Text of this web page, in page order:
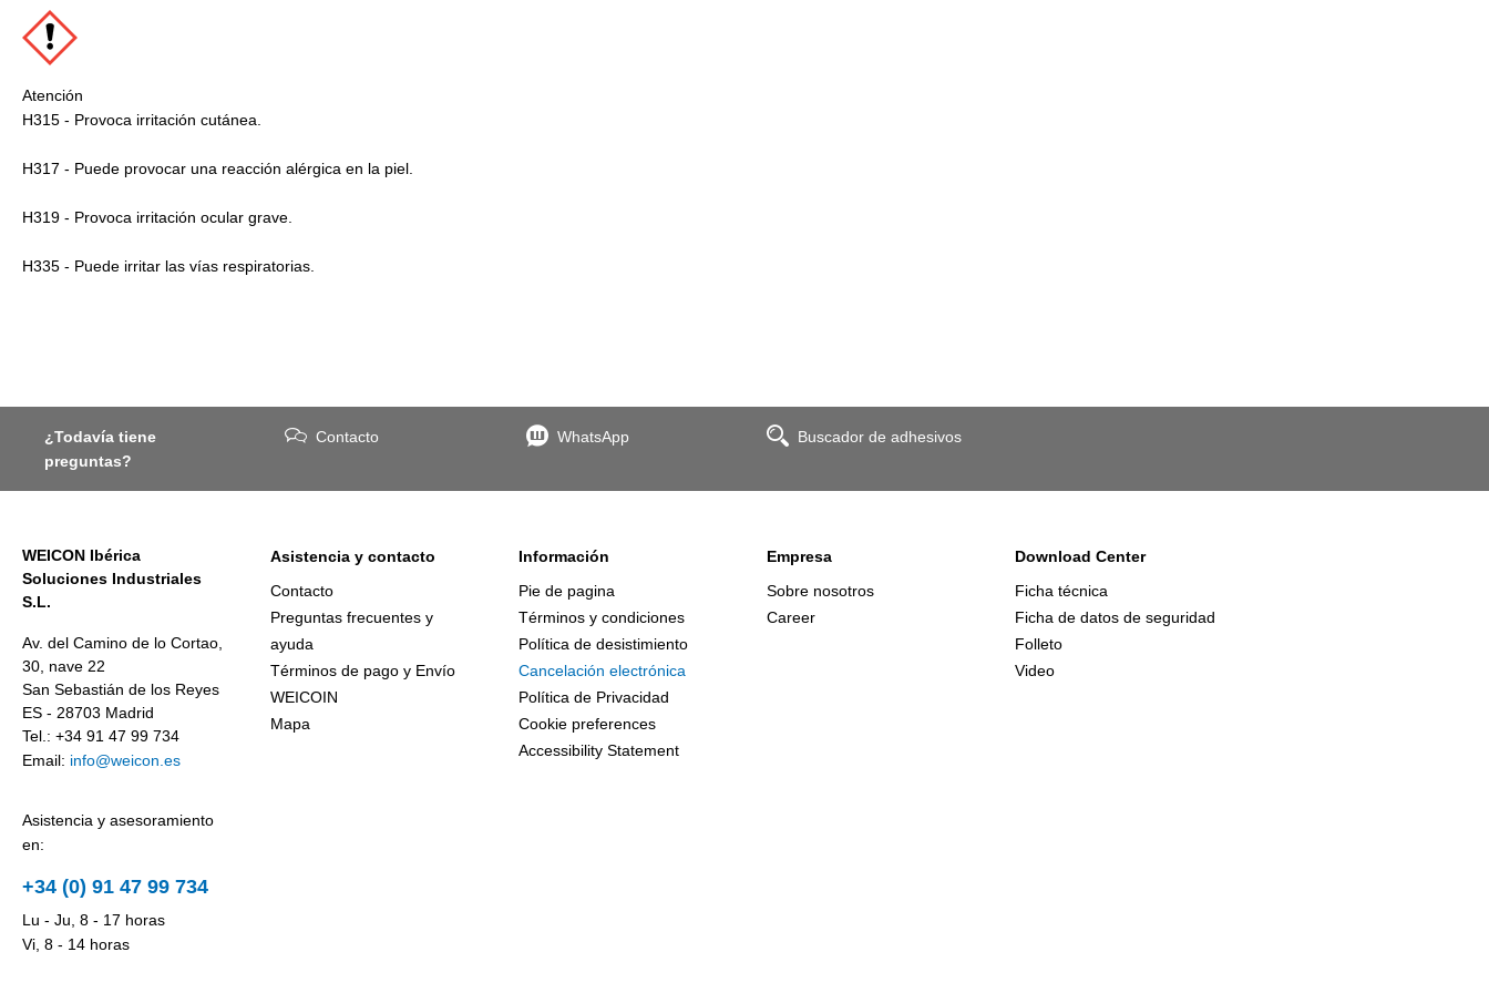
Atención
H315 - Provoca irritación cutánea.
H317 - Puede provocar una reacción alérgica en la piel.
H319 - Provoca irritación ocular grave.
H335 - Puede irritar las vías respiratorias.
¿Todavía tiene
preguntas?
Contacto WhatsApp Buscador de adhesivos
WEICON Ibérica
Soluciones Industriales
S.L.
Av. del Camino de lo Cortao,
30, nave 22
San Sebastián de los Reyes
ES - 28703 Madrid
Tel.: +34 91 47 99 734
Email: info@weicon.es
Asistencia y asesoramiento
en:
+34 (0) 91 47 99 734
Lu - Ju, 8 - 17 horas
Vi, 8 - 14 horas
Asistencia y contacto
Contacto
Preguntas frecuentes y
ayuda
Términos de pago y Envío
WEICOIN
Mapa
Información
Pie de pagina
Términos y condiciones
Política de desistimiento
Cancelación electrónica
Política de Privacidad
Cookie preferences
Accessibility Statement
Empresa
Sobre nosotros
Career
Download Center
Ficha técnica
Ficha de datos de seguridad
Folleto
Video